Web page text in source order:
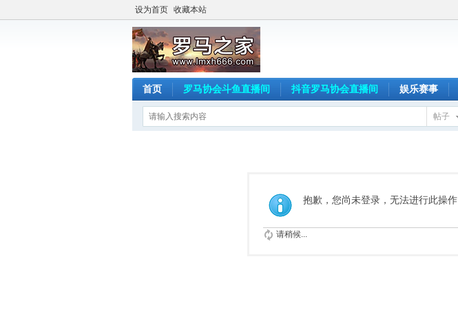
设为首页 收藏本站
首页 罗马协会斗鱼直播间 抖音罗马协会直播间 娱乐赛事
帖子
抱歉，您尚未登录，无法进行此操作
请稍候...